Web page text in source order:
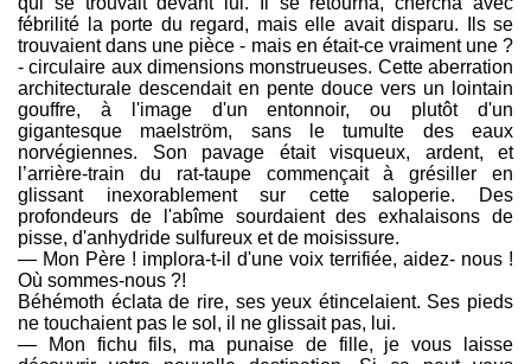
fébrilité la porte du regard, mais elle avait disparu. Ils se
trouvaient dans une pièce - mais en était-ce vraiment une ?
- circulaire aux dimensions monstrueuses. Cette aberration
architecturale descendait en pente douce vers un lointain
gouffre, à l'image d'un entonnoir, ou plutôt d'un
gigantesque maelström, sans le tumulte des eaux
norvégiennes. Son pavage était visqueux, ardent, et
l’arrière-train du rat-taupe commençait à grésiller en
glissant inexorablement sur cette saloperie. Des
profondeurs de l'abîme sourdaient des exhalaisons de
pisse, d'anhydride sulfureux et de moisissure.
— Mon Père ! implora-t-il d'une voix terrifiée, aidez- nous !
Où sommes-nous ?!
Béhémoth éclata de rire, ses yeux étincelaient. Ses pieds
ne touchaient pas le sol, il ne glissait pas, lui.
— Mon fichu fils, ma punaise de fille, je vous laisse